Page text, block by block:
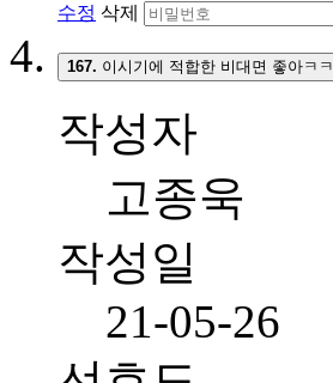
수정 삭제
167. 이시기에 적합한 비대면 좋아ㅋㅋ
작성자
고종욱
작성일
21-05-26